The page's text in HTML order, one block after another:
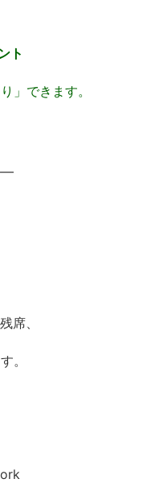
ト
」できます。
席、
。